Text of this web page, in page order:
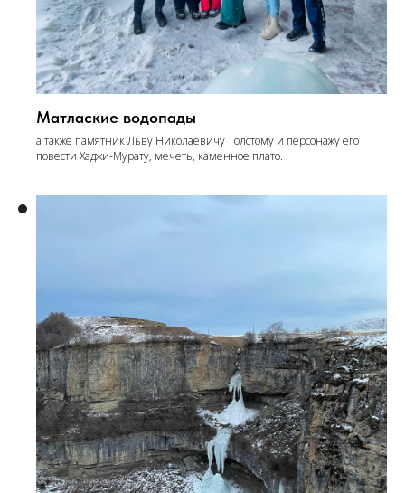
Матлаские водопады
а также памятник Льву Николаевичу Толстому и персонажу его
повести Хаджи-Мурату, мечеть, каменное плато.